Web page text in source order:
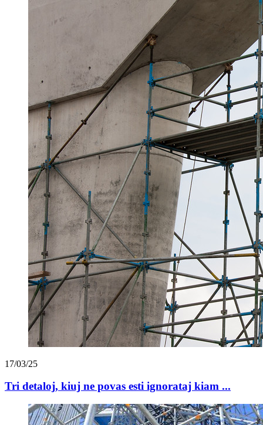
17/03/25
Tri detaloj, kiuj ne povas esti ignorataj kiam ...